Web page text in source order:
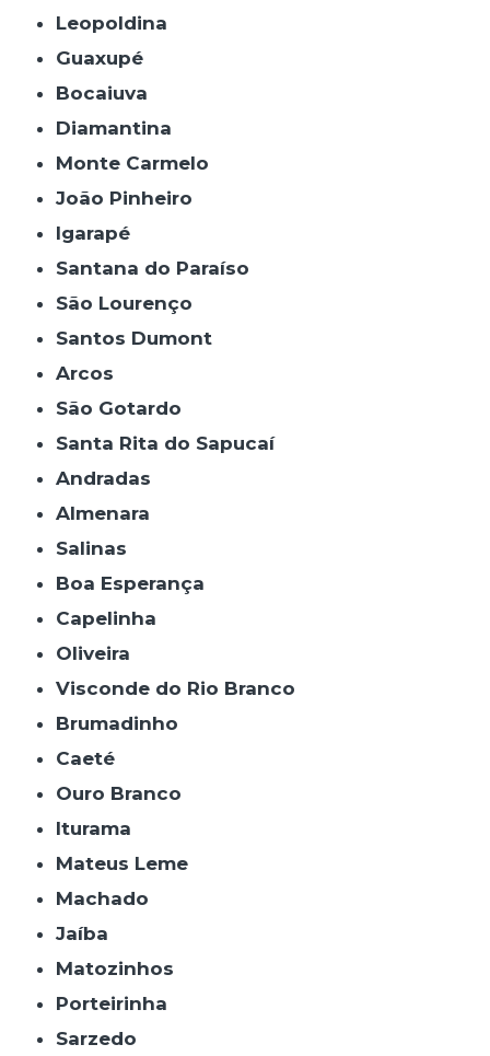
Leopoldina
Guaxupé
Bocaiuva
Diamantina
Monte Carmelo
João Pinheiro
Igarapé
Santana do Paraíso
São Lourenço
Santos Dumont
Arcos
São Gotardo
Santa Rita do Sapucaí
Andradas
Almenara
Salinas
Boa Esperança
Capelinha
Oliveira
Visconde do Rio Branco
Brumadinho
Caeté
Ouro Branco
Iturama
Mateus Leme
Machado
Jaíba
Matozinhos
Porteirinha
Sarzedo